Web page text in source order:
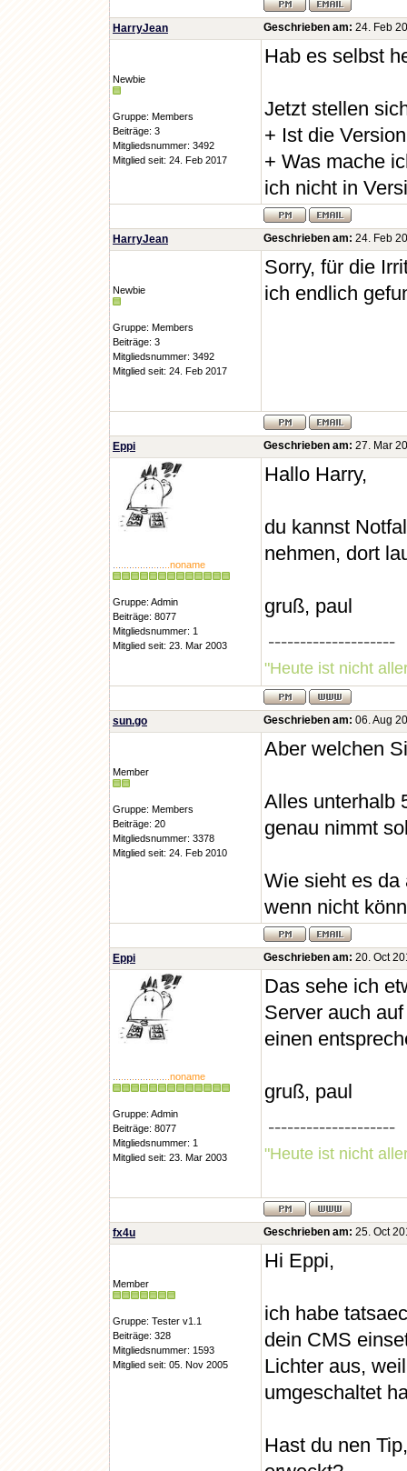
HarryJean Geschrieben am: 24. Feb
Newbie
Gruppe: Members
Beiträge: 3
Mitgliedsnummer: 3492
Mitglied seit: 24. Feb 2017
Hab es selbst
Jetzt stellen
+ Ist die
+ Was mache
ich nicht in
HarryJean Geschrieben am: 24. Feb
Newbie
Gruppe: Members
Beiträge: 3
Mitgliedsnummer: 3492
Mitglied seit: 24. Feb 2017
Sorry, für die
ich endlich
Eppi Geschrieben am: 27. Mar
..noname
Gruppe: Admin
Beiträge: 8077
Mitgliedsnummer: 1
Mitglied seit: 23. Mar 2003
Hallo Harry,
du kannst
nehmen, dort
gruß, paul
--------------------
"Heute ist nicht
sun.go Geschrieben am: 06. Aug
Member
Gruppe: Members
Beiträge: 20
Mitgliedsnummer: 3378
Mitglied seit: 24. Feb 2010
Aber welchen
Alles unterhalb
genau nimmt
Wie sieht es da
wenn nicht
Eppi Geschrieben am: 20. Oct
..noname
Gruppe: Admin
Beiträge: 8077
Mitgliedsnummer: 1
Mitglied seit: 23. Mar 2003
Das sehe ich
Server auch
einen
gruß, paul
--------------------
"Heute ist nicht
fx4u Geschrieben am: 25. Oct
Member
Gruppe: Tester v1.1
Beiträge: 328
Mitgliedsnummer: 1593
Mitglied seit: 05. Nov 2005
Hi Eppi,
ich habe
dein CMS
Lichter aus,
umgeschaltet
Hast du nen